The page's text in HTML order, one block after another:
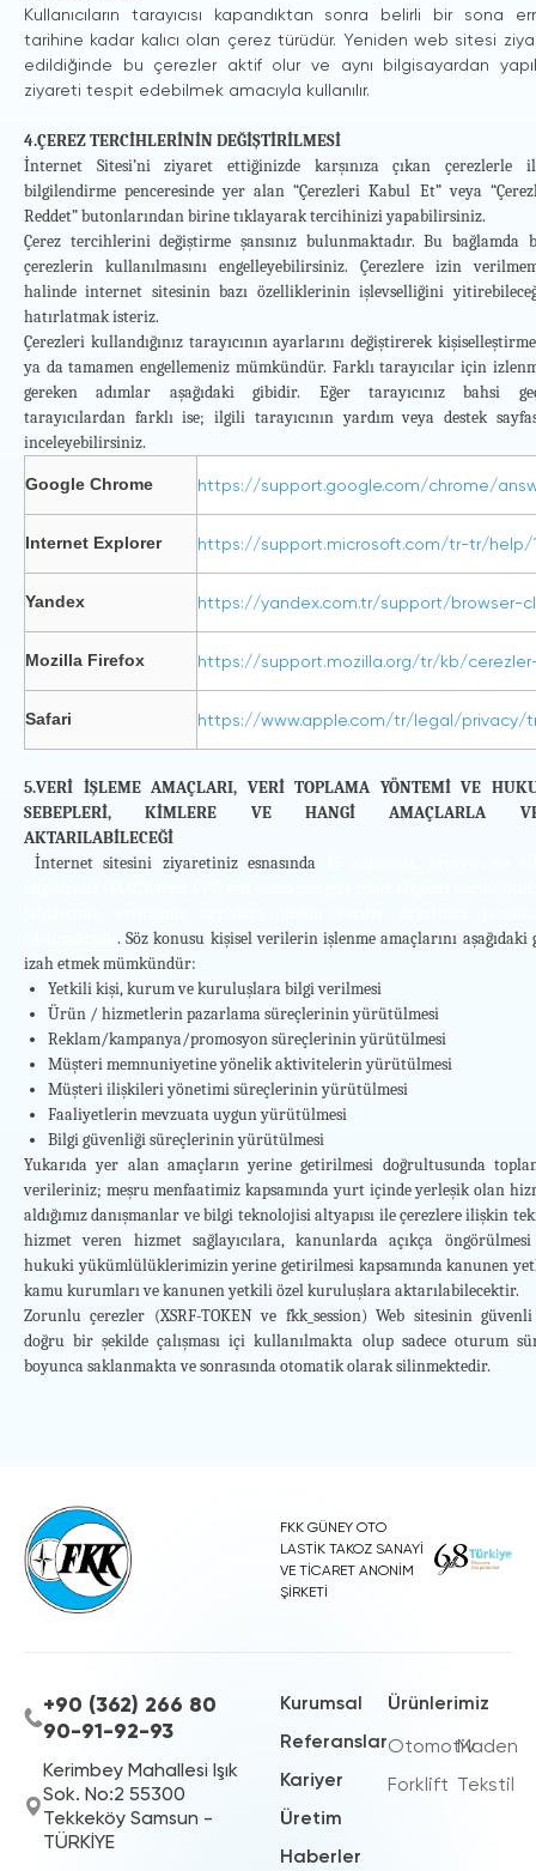
Kullanıcıların tarayıcısı kapandıktan sonra belirli bir sona
tarihine kadar kalıcı olan çerez türüdür. Yeniden web sitesi
edildiğinde bu çerezler aktif olur ve aynı bilgisayardan
ziyareti tespit edebilmek amacıyla kullanılır.
4.ÇEREZ TERCİHLERİNİN DEĞİŞTİRİLMESİ
İnternet Sitesi’ni ziyaret ettiğinizde karşınıza çıkan çerezlerle
bilgilendirme penceresinde yer alan “Çerezleri Kabul Et” veya
Reddet” butonlarından birine tıklayarak tercihinizi yapabilirsiniz.
Çerez tercihlerini değiştirme şansınız bulunmaktadır. Bu bağlamda
çerezlerin kullanılmasını engelleyebilirsiniz. Çerezlere izin
halinde internet sitesinin bazı özelliklerinin işlevselliğini
hatırlatmak isteriz.
Çerezleri kullandığınız tarayıcının ayarlarını değiştirerek
ya da tamamen engellemeniz mümkündür. Farklı tarayıcılar için
gereken adımlar aşağıdaki gibidir. Eğer tarayıcınız bahsi
tarayıcılardan farklı ise; ilgili tarayıcının yardım veya destek
inceleyebilirsiniz.
Google Chrome https://support.google.com/chrome/
Internet Explorer https://support.microsoft.com/tr-tr/help/
Yandex https://yandex.com.tr/support/browser-
Mozilla Firefox https://support.mozilla.org/tr/kb/
Safari https://www.apple.com/tr/legal/privacy/
5.VERİ İŞLEME AMAÇLARI, VERİ TOPLAMA YÖNTEMİ VE
SEBEPLERİ, KİMLERE VE HANGİ AMAÇLARLA
AKTARILABİLECEĞİ
İnternet sitesini ziyaretiniz esnasında
. Söz konusu kişisel verilerin işlenme amaçlarını aşağıdaki
izah etmek mümkündür:
Yetkili kişi, kurum ve kuruluşlara bilgi verilmesi
Ürün / hizmetlerin pazarlama süreçlerinin yürütülmesi
Reklam/kampanya/promosyon süreçlerinin yürütülmesi
Müşteri memnuniyetine yönelik aktivitelerin yürütülmesi
Müşteri ilişkileri yönetimi süreçlerinin yürütülmesi
Faaliyetlerin mevzuata uygun yürütülmesi
Bilgi güvenliği süreçlerinin yürütülmesi
Yukarıdayer alan amaçların yerine getirilmesi doğrultusunda
verileriniz; meşru menfaatimiz kapsamında yurt içinde yerleşik olan
aldığımız danışmanlar ve bilgi teknolojisi altyapısı ile çerezlere ilişkin
hizmet veren hizmet sağlayıcılara, kanunlarda açıkça
hukuki yükümlülüklerimizin yerine getirilmesi kapsamında kanunen
kamu kurumları ve kanunen yetkili özel kuruluşlara aktarılabilecektir.
Zorunlu çerezler (XSRF-TOKEN ve fkk_session) Web sitesinin
doğru bir şekilde çalışması içi kullanılmakta olup sadece oturum
boyunca saklanmakta ve sonrasında otomatik olarak silinmektedir.
FKK GÜNEY OTO
LASTİK TAKOZ SANAYİ
VE TİCARET ANONİM
ŞİRKETİ
+90 (362) 266 80
90-91-92-93
Kerimbey Mahallesi Işık
Sok. No:2 55300
Tekkeköy Samsun -
TÜRKİYE
Kurumsal
Referanslar
Kariyer
Üretim
Haberler
Ürünlerimiz
OtomotivMaden
Forklift Tekstil
Kişisel Verilerinizin İşlenmesine İlişkin Talepleriniz Ne Kadar
Kişisel verilerinize ilişkin hak talepleriniz değerlendirilerek,
cevaplanır. Başvurunuzun olumsuz değerlendirilmesi